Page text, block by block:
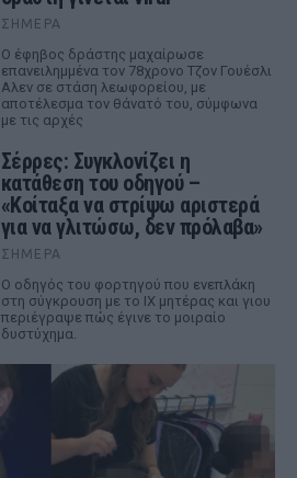
ΣΉΜΕΡΑ
Ο έφηβος δράστης μαχαίρωσε
επανειλημμένα τον 78χρονο Τζον Γουέσλι
Αλεν σε στάση λεωφορείου, με
αποτέλεσμα τον θάνατό του, σύμφωνα
με τις αρχές
Σέρρες: Συγκλονίζει η
κατάθεση του οδηγού –
«Κοίταξα να στρίψω αριστερά
για να γλιτώσω, δεν πρόλαβα»
ΣΉΜΕΡΑ
Ο οδηγός του φορτηγού που ενεπλάκη
στη σύγκρουση με το ΙΧ μητέρας και γιου
περιέγραψε πώς έγινε το μοιραίο
δυστύχημα.